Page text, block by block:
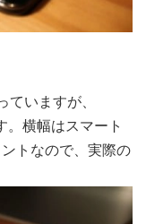
いますが、
。横幅はスマート
トなので、実際の